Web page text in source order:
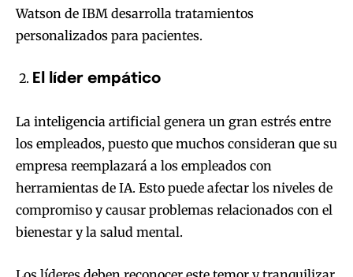
Watson de IBM desarrolla tratamientos
personalizados para pacientes.
El líder empático
La inteligencia artificial genera un gran estrés entre
los empleados, puesto que muchos consideran que su
empresa reemplazará a los empleados con
herramientas de IA. Esto puede afectar los niveles de
compromiso y causar problemas relacionados con el
bienestar y la salud mental.